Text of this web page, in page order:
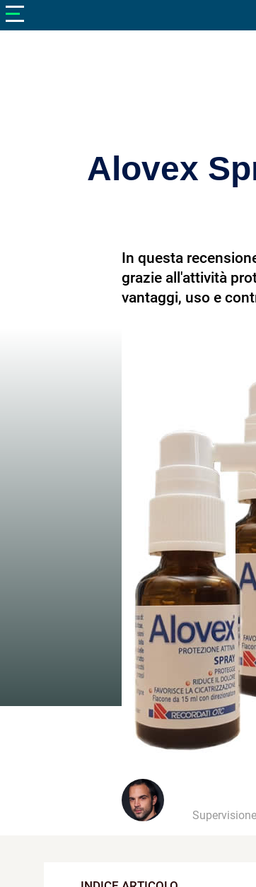
Alovex
In questa
grazie all'attività
vantaggi, uso e
V netonutrizione